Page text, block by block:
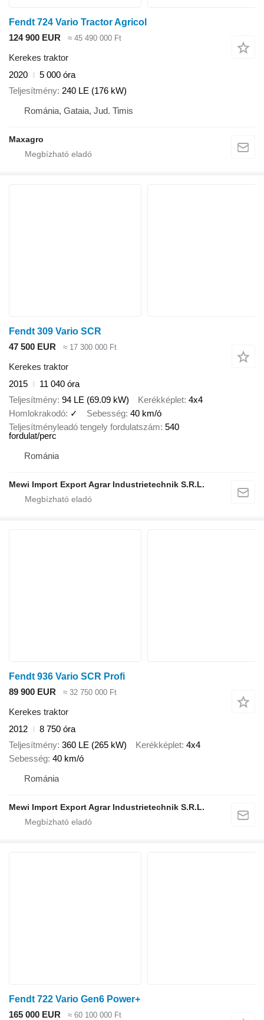
Fendt 724 Vario Tractor Agricol
124 900 EUR
≈ 45 490 000 Ft
Kerekes traktor
2020
5 000 óra
Teljesítmény 240 LE (176 kW)
Románia, Gataia, Jud. Timis
Maxagro
Fendt 309 Vario SCR
47 500 EUR
≈ 17 300 000 Ft
Kerekes traktor
2015
11 040 óra
Teljesítmény 94 LE (69.09 kW) Kerékképlet 4x4
Homlokrakodó ✓ Sebesség 40 km/ó
Teljesítményleadó tengely fordulatszám 540
fordulat/perc
Románia
Mewi Import Export Agrar Industrietechnik S.R.L.
Fendt 936 Vario SCR Profi
89 900 EUR
≈ 32 750 000 Ft
Kerekes traktor
2012
8 750 óra
Teljesítmény 360 LE (265 kW) Kerékképlet 4x4
Sebesség 40 km/ó
Románia
Mewi Import Export Agrar Industrietechnik S.R.L.
Fendt 722 Vario Gen6 Power+
165 000 EUR
≈ 60 100 000 Ft